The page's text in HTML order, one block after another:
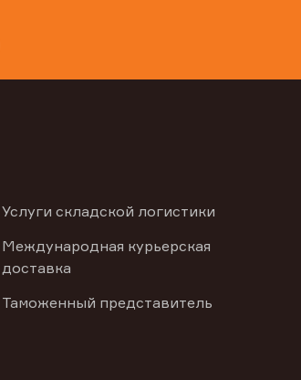
Услуги складской логистики
Международная курьерская
доставка
Таможенный представитель